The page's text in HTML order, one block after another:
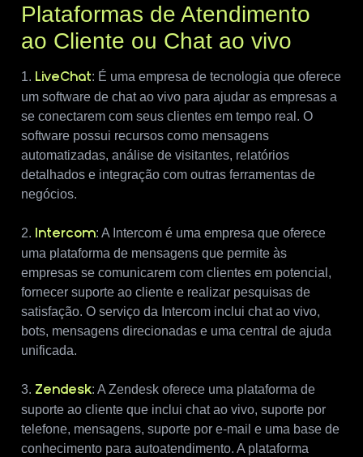
Plataformas de Atendimento
ao Cliente ou Chat ao vivo
1. LiveChat: É uma empresa de tecnologia que oferece
um software de chat ao vivo para ajudar as empresas a
se conectarem com seus clientes em tempo real. O
software possui recursos como mensagens
automatizadas, análise de visitantes, relatórios
detalhados e integração com outras ferramentas de
negócios.
2. Intercom: A Intercom é uma empresa que oferece
uma plataforma de mensagens que permite às
empresas se comunicarem com clientes em potencial,
fornecer suporte ao cliente e realizar pesquisas de
satisfação. O serviço da Intercom inclui chat ao vivo,
bots, mensagens direcionadas e uma central de ajuda
unificada.
3. Zendesk: A Zendesk oferece uma plataforma de
suporte ao cliente que inclui chat ao vivo, suporte por
telefone, mensagens, suporte por e-mail e uma base de
conhecimento para autoatendimento. A plataforma